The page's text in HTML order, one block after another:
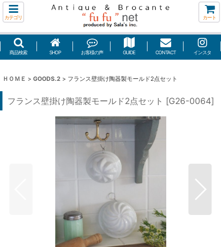
カテゴリ カート
商品検索 SHOP お客様の声 GUIDE CONTACT インスタ
ＨＯＭＥ > GOODS.2 > フランス壁掛け陶器製モールド2点セット
フランス壁掛け陶器製モールド2点セット [G26-0064]